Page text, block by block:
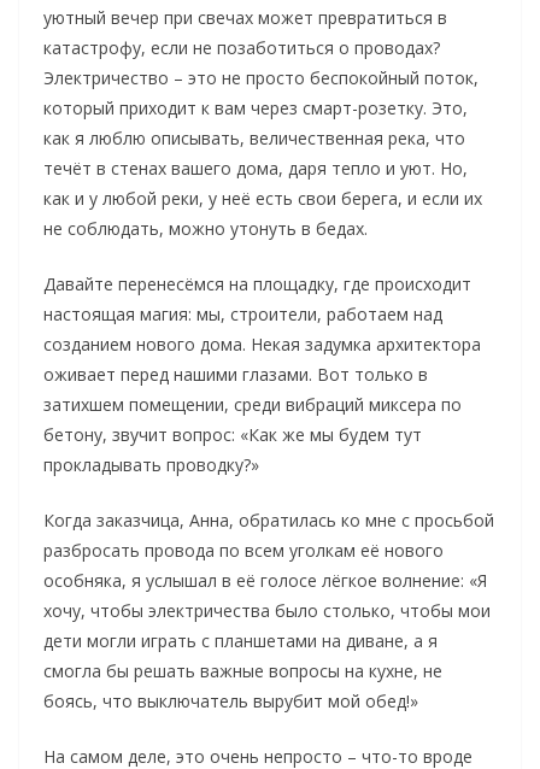
уютный вечер при свечах может превратиться в
катастрофу, если не позаботиться о проводах?
Электричество – это не просто беспокойный поток,
который приходит к вам через смарт-розетку. Это,
как я люблю описывать, величественная река, что
течёт в стенах вашего дома, даря тепло и уют. Но,
как и у любой реки, у неё есть свои берега, и если их
не соблюдать, можно утонуть в бедах.
Давайте перенесёмся на площадку, где происходит
настоящая магия: мы, строители, работаем над
созданием нового дома. Некая задумка архитектора
оживает перед нашими глазами. Вот только в
затихшем помещении, среди вибраций миксера по
бетону, звучит вопрос: «Как же мы будем тут
прокладывать проводку?»
Когда заказчица, Анна, обратилась ко мне с просьбой
разбросать провода по всем уголкам её нового
особняка, я услышал в её голосе лёгкое волнение: «Я
хочу, чтобы электричества было столько, чтобы мои
дети могли играть с планшетами на диване, а я
смогла бы решать важные вопросы на кухне, не
боясь, что выключатель вырубит мой обед!»
На самом деле, это очень непросто – что-то вроде